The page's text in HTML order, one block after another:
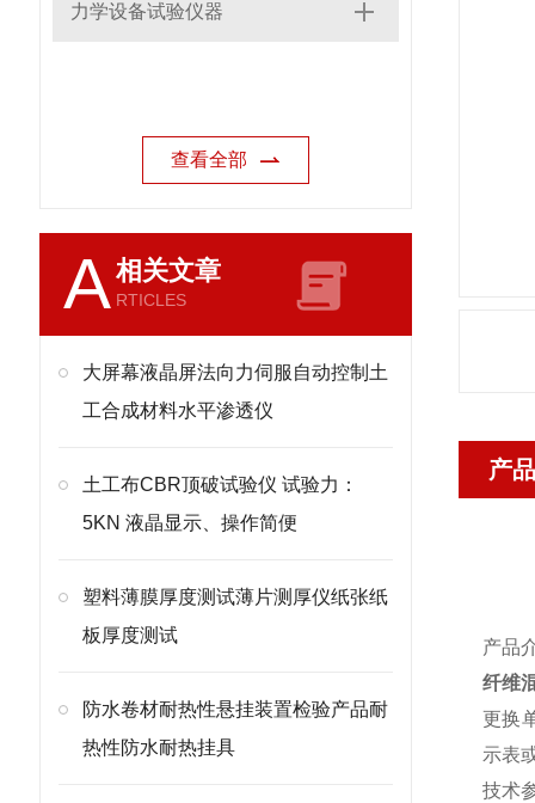
力学设备试验仪器
查看全部
A相关文章
RTICLES
大屏幕液晶屏法向力伺服自动控制土
工合成材料水平渗透仪
土工布CBR顶破试验仪 试验力：
5KN 液晶显示、操作简便
塑料薄膜厚度测试薄片测厚仪纸张纸
板厚度测试
防水卷材耐热性悬挂装置检验产品耐
热性防水耐热挂具
产
产品
纤维
更换
示表
技术